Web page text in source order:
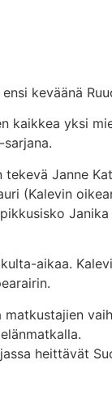
keväänä
kaikkea yksi
Janne
(Kalevin
Janika
aikaa.
heittävät